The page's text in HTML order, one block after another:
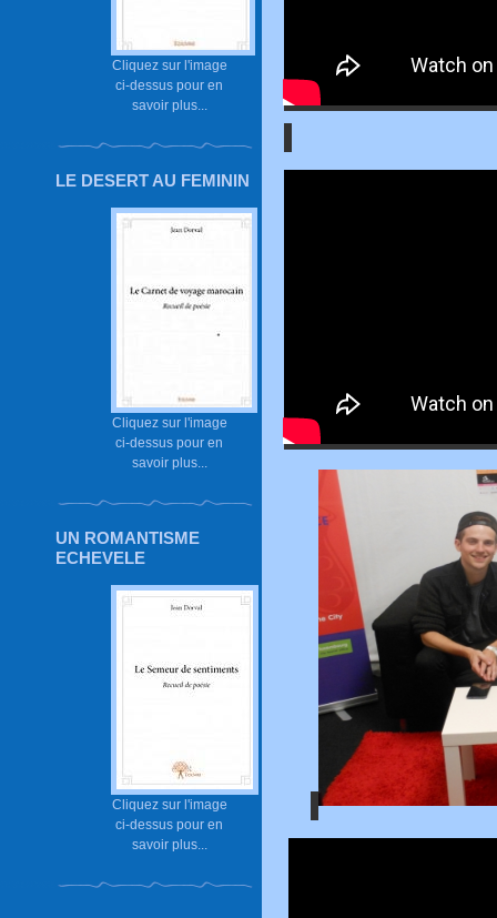
Cliquez sur l'image
ci-dessus pour en
savoir plus...
LE DESERT AU FEMININ
Cliquez sur l'image
ci-dessus pour en
savoir plus...
UN ROMANTISME
ECHEVELE
Cliquez sur l'image
ci-dessus pour en
savoir plus...